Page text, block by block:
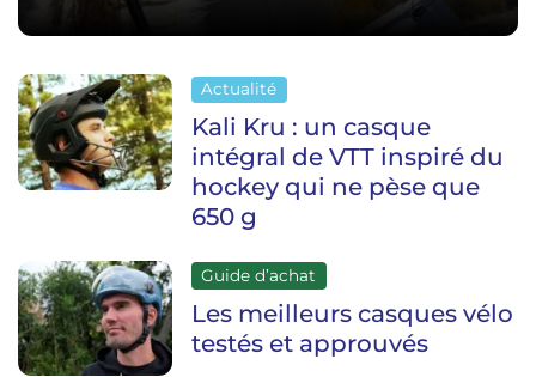
Actualité
Kali Kru : un casque
intégral de VTT inspiré du
hockey qui ne pèse que
650 g
Guide d’achat
Les meilleurs casques vélo
testés et approuvés